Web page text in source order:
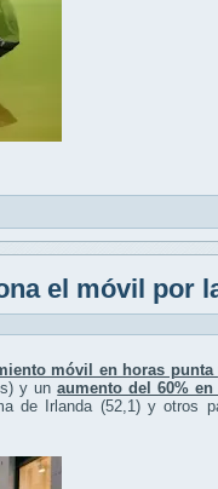
el móvil por
móvil en horas
y unaumento del 60% en
de Irlanda (52,1) y otros